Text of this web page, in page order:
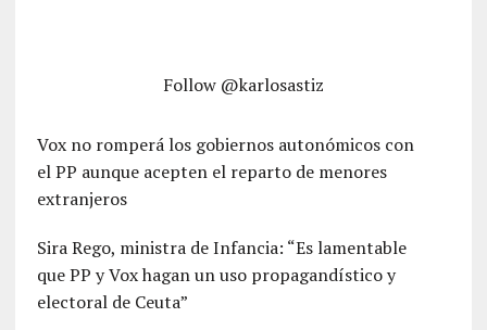
Follow @karlosastiz
Vox no romperá los gobiernos autonómicos con
el PP aunque acepten el reparto de menores
extranjeros
Sira Rego, ministra de Infancia: “Es lamentable
que PP y Vox hagan un uso propagandístico y
electoral de Ceuta”